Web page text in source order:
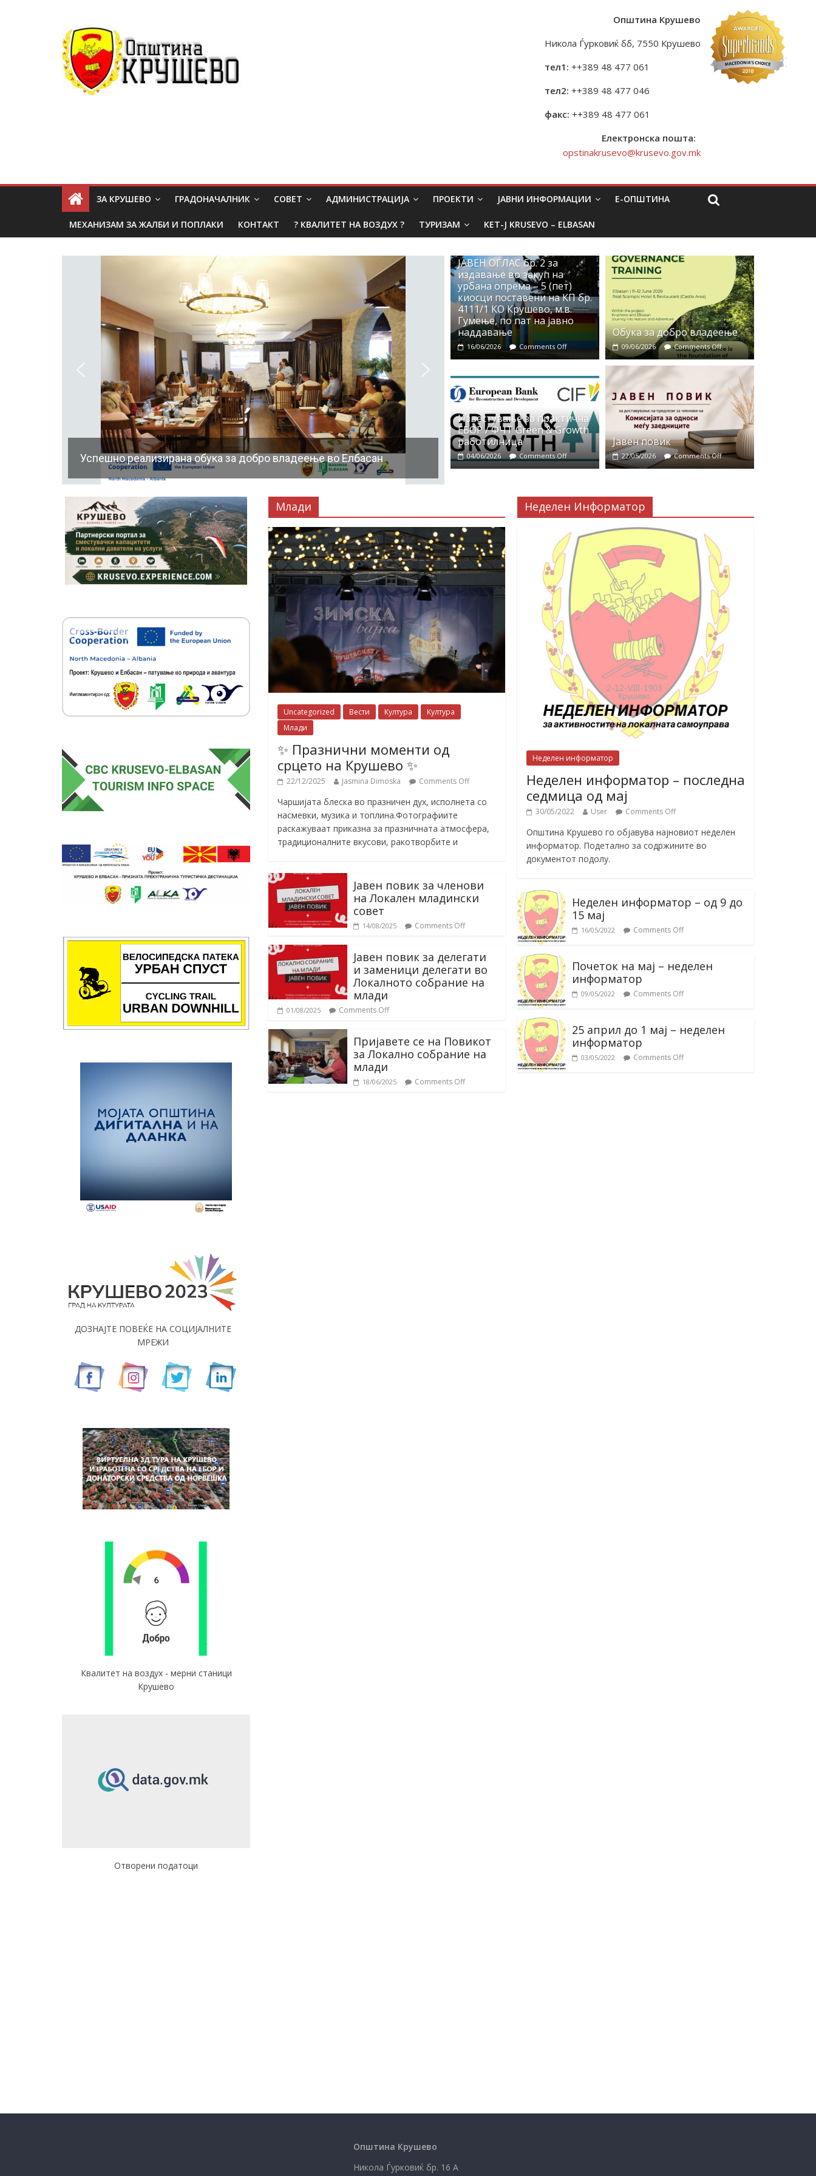
Општина Крушево
Никола Ѓурковиќ бб, 7550 Крушево
тел1: ++389 48 477 061
тел2: ++389 48 477 046
факс: ++389 48 477 061
Електронска пошта:
opstinakrusevo@krusevo.gov.mk
ЗА КРУШЕВО ГРАДОНАЧАЛНИК СОВЕТ АДМИНИСТРАЦИЈА ПРОЕКТИ ЈАВНИ ИНФОРМАЦИИ Е-ОПШТИНА
МЕХАНИЗАМ ЗА ЖАЛБИ И ПОПЛАКИ КОНТАКТ ? КВАЛИТЕТ НА ВОЗДУХ ? ТУРИЗАМ KET-J KRUSEVO – ELBASAN
Успешно реализирана обука за добро владеење во Елбасан
ЈАВЕН ОГЛАС бр. 2 за
издавање во закуп на
урбана опрема – 5 (пет)
киосци поставени на КП бр.
4111/1 КО Крушево, м.в.
Гумење, по пат на јавно
наддавање
16/06/2026 Comments Off
Обука за добро владеење
09/06/2026 Comments Off
Известување за практична
ЕБОР / ФЧТ Green & Growth
работилница
04/06/2026 Comments Off
Јавен повик
22/05/2026 Comments Off
Млади
Uncategorized Вести Култура
Култура
Млади
✨ Празнични моменти од
срцето на Крушево ✨
22/12/2025 Jasmina Dimoska Comments Off
Чаршијата блеска во празничен дух, исполнета со
насмевки, музика и топлина.Фотографиите
раскажуваат приказна за празничната атмосфера,
традиционалните вкусови, ракотворбите и
Јавен повик за членови
на Локален младински
совет
14/08/2025 Comments Off
Јавен повик за делегати
и заменици делегати во
Локалното собрание на
млади
01/08/2025 Comments Off
Пријавете се на Повикот
за Локално собрание на
млади
18/06/2025 Comments Off
Неделен Информатор
Неделен информатор
Неделен информатор – последна
седмица од мај
30/05/2022 User Comments Off
Општина Крушево го објавува најновиот неделен
информатор. Подетално за содржините во
документот подолу.
Неделен информатор – од 9 до
15 мај
16/05/2022 Comments Off
Почеток на мај – неделен
информатор
09/05/2022 Comments Off
25 април до 1 мај – неделен
информатор
03/05/2022 Comments Off
ДОЗНАЈТЕ ПОВЕЌЕ НА СОЦИЈАЛНИТЕ
МРЕЖИ
Квалитет на воздух - мерни станици
Крушево
Отворени податоци
Општина Крушево
Никола Ѓурковиќ бр. 16 А